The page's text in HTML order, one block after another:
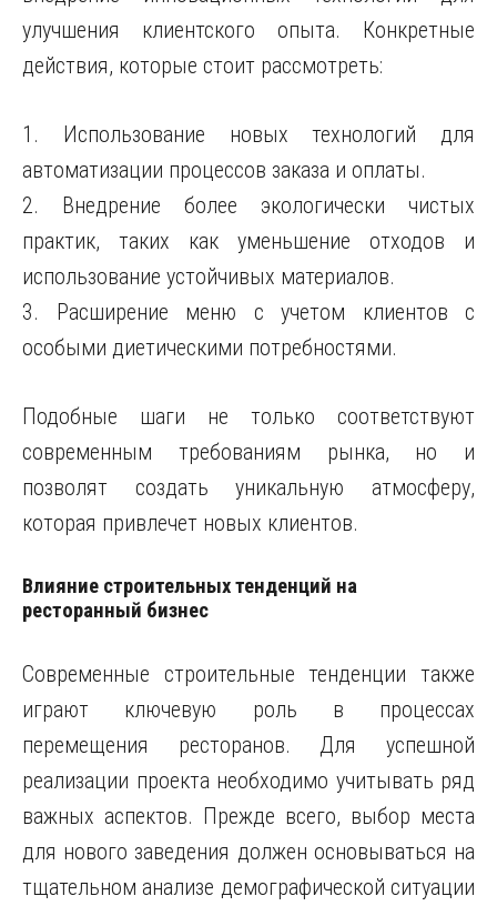
улучшения клиентского опыта. Конкретные
действия, которые стоит рассмотреть:
1. Использование новых технологий для
автоматизации процессов заказа и оплаты.
2. Внедрение более экологически чистых
практик, таких как уменьшение отходов и
использование устойчивых материалов.
3. Расширение меню с учетом клиентов с
особыми диетическими потребностями.
Подобные шаги не только соответствуют
современным требованиям рынка, но и
позволят создать уникальную атмосферу,
которая привлечет новых клиентов.
Влияние строительных тенденций на
ресторанный бизнес
Современные строительные тенденции также
играют ключевую роль в процессах
перемещения ресторанов. Для успешной
реализации проекта необходимо учитывать ряд
важных аспектов. Прежде всего, выбор места
для нового заведения должен основываться на
тщательном анализе демографической ситуации